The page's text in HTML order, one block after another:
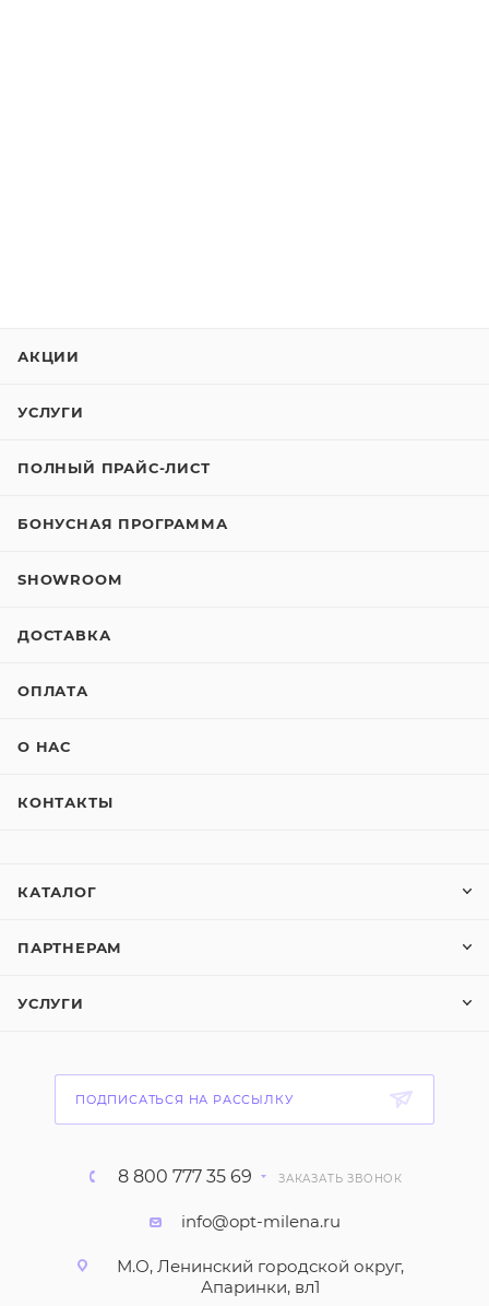
АКЦИИ
УСЛУГИ
ПОЛНЫЙ ПРАЙС-ЛИСТ
БОНУСНАЯ ПРОГРАММА
SHOWROOM
ДОСТАВКА
ОПЛАТА
О НАС
КОНТАКТЫ
КАТАЛОГ
ПАРТНЕРАМ
УСЛУГИ
ПОДПИСАТЬСЯ НА РАССЫЛКУ
8 800 777 35 69 ЗАКАЗАТЬ ЗВОНОК
info@opt-milena.ru
М.О, Ленинский городской округ,
Апаринки, вл1